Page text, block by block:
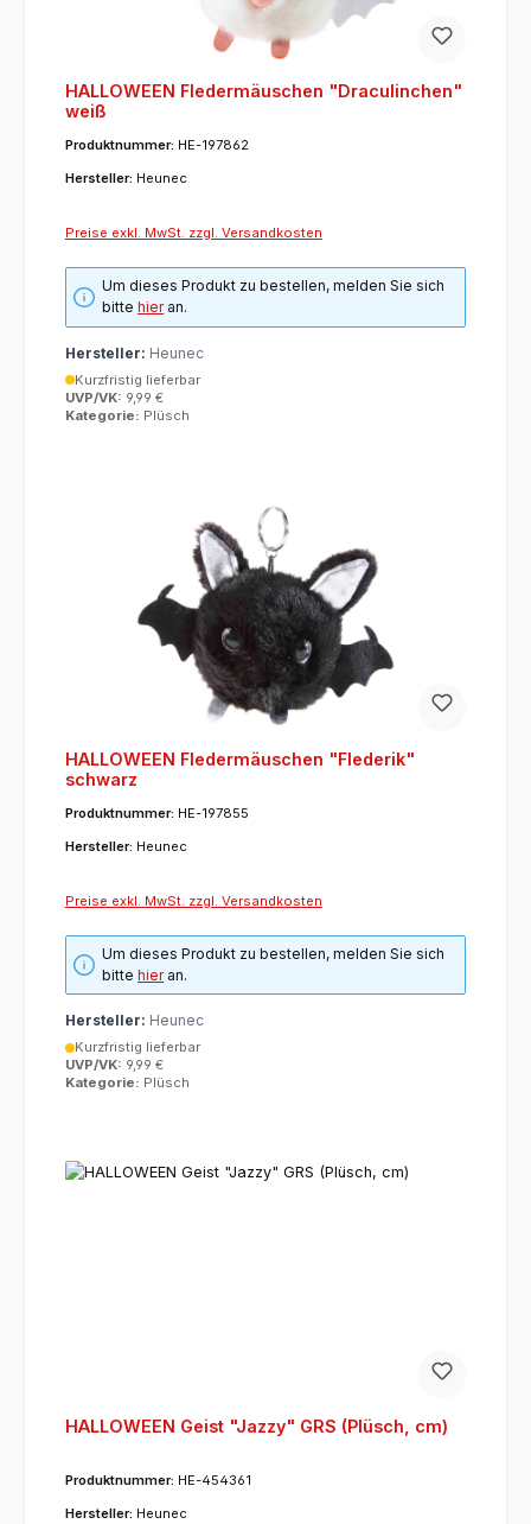
HALLOWEEN Fledermäuschen "Draculinchen"
weiß
Produktnummer: HE-197862
Hersteller: Heunec
Preise exkl. MwSt. zzgl. Versandkosten
Um dieses Produkt zu bestellen, melden Sie sich
bittehieran.
Hersteller: Heunec
Kurzfristig lieferbar
UVP/VK: 9,99 €
Kategorie: Plüsch
HALLOWEEN Fledermäuschen "Flederik"
schwarz
Produktnummer: HE-197855
Hersteller: Heunec
Preise exkl. MwSt. zzgl. Versandkosten
Um dieses Produkt zu bestellen, melden Sie sich
bittehieran.
Hersteller: Heunec
Kurzfristig lieferbar
UVP/VK: 9,99 €
Kategorie: Plüsch
HALLOWEEN Geist "Jazzy" GRS (Plüsch, cm)
Produktnummer: HE-454361
Hersteller: Heunec